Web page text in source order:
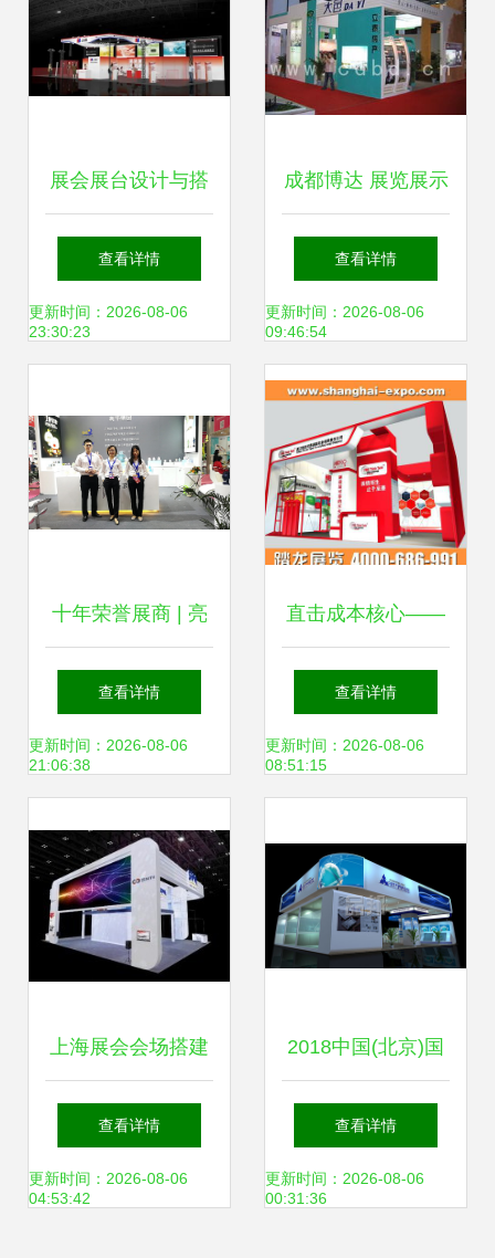
展会展台设计与搭
建服务 打造品牌舞
台的关键
查看详情
更新时间：2026-08-06
23:30:23
成都博达 展览展示
服务的行业标杆与
现代诠释
查看详情
更新时间：2026-08-06
09:46:54
十年荣誉展商 | 亮
节携手原创设计焕
新登场2019多场顶
查看详情
更新时间：2026-08-06
21:06:38
直击成本核心——
成都展览搭建商以
自营工厂重塑展台
查看详情
更新时间：2026-08-06
08:51:15
上海展会会场搭建
专业会展服务的全
方位解析
查看详情
更新时间：2026-08-06
04:53:42
2018中国(北京)国
际文具博览会暨文
教用品及办公设备
查看详情
更新时间：2026-08-06
00:31:36